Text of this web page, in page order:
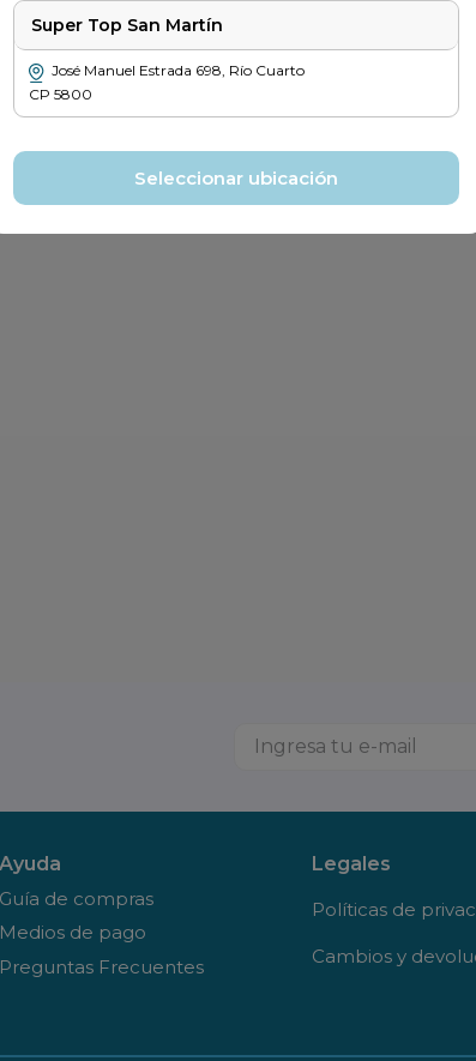
Super Top San Martín
José Manuel Estrada 698, Río Cuarto
CP 5800
Seleccionar ubicación
Ayuda
Guía de compras
Medios de pago
Preguntas Frecuentes
Legales
Políticas de
Cambios y